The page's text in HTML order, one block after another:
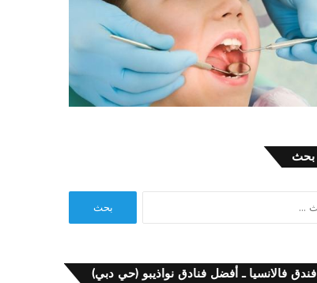
بحث
فندق فالانسيا ـ أفضل فنادق نواذيبو (حي دبي)